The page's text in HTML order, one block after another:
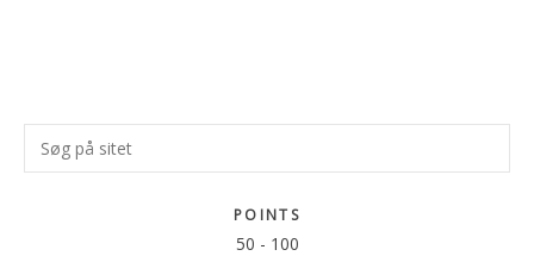
Primær
Sidebar
Søg
på
POINTS
50 - 100